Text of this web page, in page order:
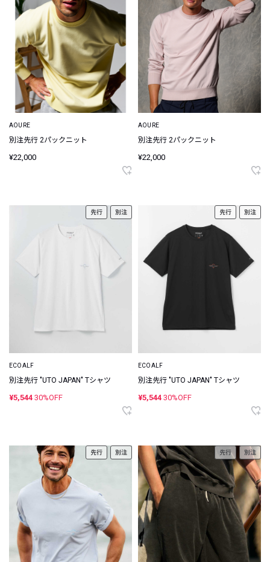
AOURE
別注先行 2パックニット
¥22,000
AOURE
別注先行 2パックニット
¥22,000
先行 別注
ECOALF
別注先行 "UTO JAPAN" Tシャツ
¥5,544 30%OFF
先行 別注
ECOALF
別注先行 "UTO JAPAN" Tシャツ
¥5,544 30%OFF
先行 別注 先行 別注